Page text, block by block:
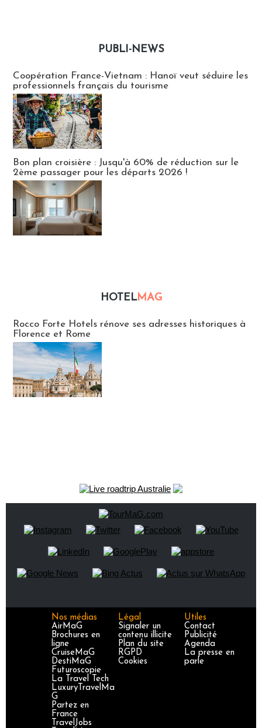
PUBLI-NEWS
Coopération France-Vietnam : Hanoï veut séduire les
professionnels français du tourisme
Bon plan croisière : Jusqu'à 60% de réduction sur le
2ème passager pour les départs 2026 !
HOTELMAG
Rocco Forte Hotels rénove ses adresses historiques à
Florence et Rome
Nos médias
AirMaG
Brochures en
ligne
CruiseMaG
DestiMaG
Futuroscopie
La Travel Tech
LuxuryTravelMa
G
Partez en
France
TravelJobs
Légal
Signaler un
contenu illicite
Plan du site
RGPD
Cookies
Utiles
Contact
Publicité
Agenda
La presse en
parle